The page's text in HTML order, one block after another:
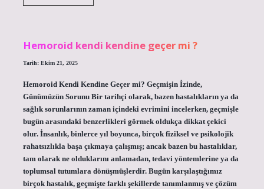
Hemoroid kendi kendine geçer mi ?
Tarih: Ekim 21, 2025
Hemoroid Kendi Kendine Geçer mi? Geçmişin İzinde,
Günümüzün Sorunu Bir tarihçi olarak, bazen hastalıkların ya da
sağlık sorunlarının zaman içindeki evrimini incelerken, geçmişle
bugün arasındaki benzerlikleri görmek oldukça dikkat çekici
olur. İnsanlık, binlerce yıl boyunca, birçok fiziksel ve psikolojik
rahatsızlıkla başa çıkmaya çalışmış; ancak bazen bu hastalıklar,
tam olarak ne olduklarını anlamadan, tedavi yöntemlerine ya da
toplumsal tutumlara dönüşmüşlerdir. Bugün karşılaştığımız
birçok hastalık, geçmişte farklı şekillerde tanımlanmış ve çözüm